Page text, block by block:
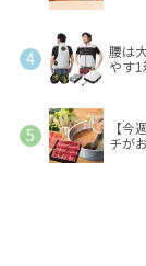
腰は
やす
【
チが